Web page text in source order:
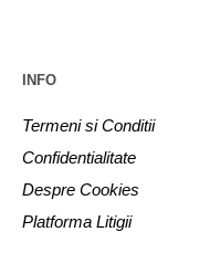
INFO
Termeni si Conditii
Confidentialitate
Despre Cookies
Platforma Litigii